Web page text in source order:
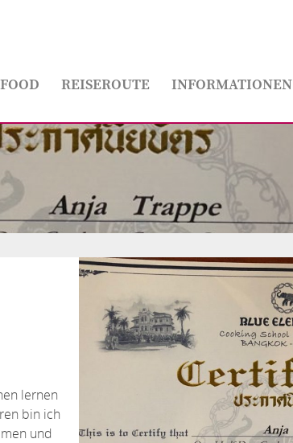
REISEROUTE INFORMATIONEN
lernen
bin ich
und